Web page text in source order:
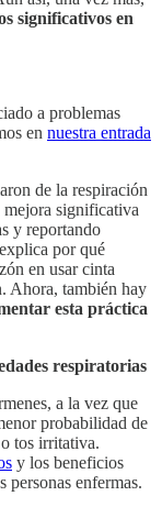
significativos en
a problemas
en nuestra entrada
de la respiración
mejora significativa
y reportando
por qué
en usar cinta
Ahora, también hay
esta práctica
respiratorias
a la vez que
probabilidad de
tos irritativa.
y los beneficios
personas enfermas.